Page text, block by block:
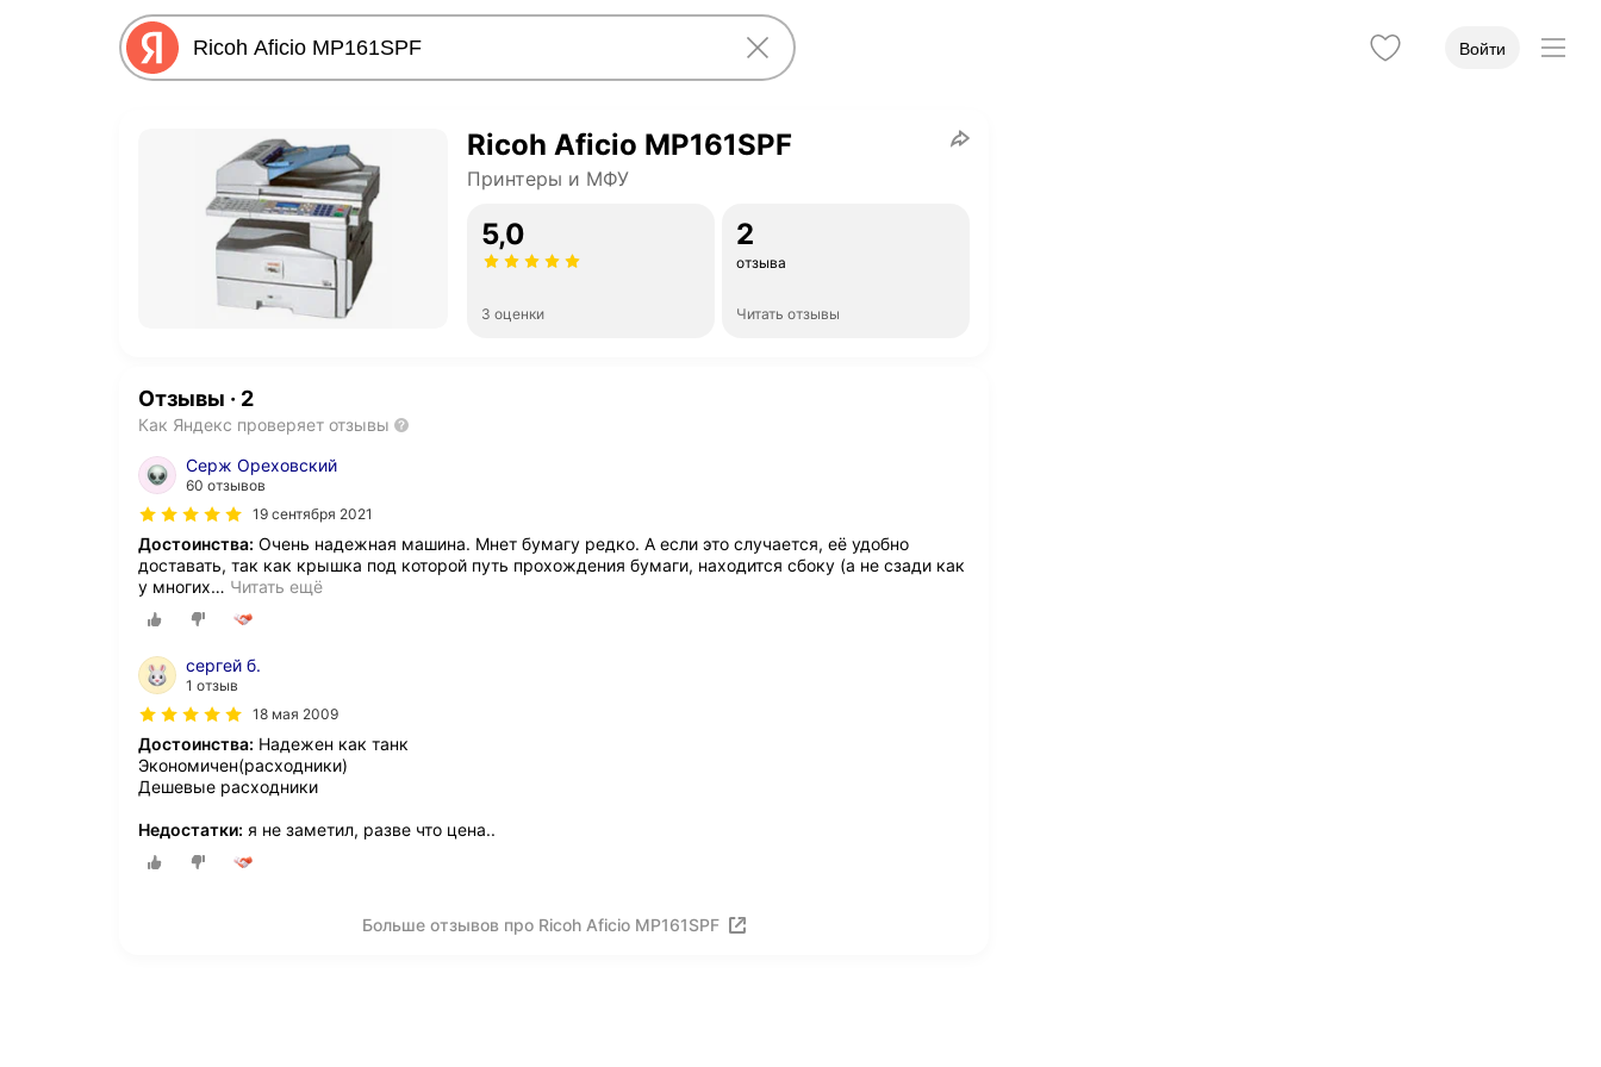
Войти
Ricoh Aficio MP161SPF
Принтеры и МФУ
5,0
3 оценки
2
отзыва
Читать отзывы
Отзывы · 2
Как Яндекс проверяет отзывы
Серж Ореховский
60 отзывов
19 сентября 2021
Достоинства: Очень надежная машина. Мнет бумагу редко. А если это случается, её удобно
доставать, так как крышка под которой путь прохождения бумаги, находится сбоку (а не сзади как
у многих… Читать ещё
сергей б.
1 отзыв
18 мая 2009
Достоинства: Надежен как танк
Экономичен(расходники)
Дешевые расходники
Недостатки: я не заметил, разве что цена..
Больше отзывов про Ricoh Aficio MP161SPF